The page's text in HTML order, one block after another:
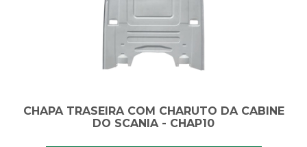
CHAPA TRASEIRA COM CHARUTO DA CABINE
DO SCANIA - CHAP10